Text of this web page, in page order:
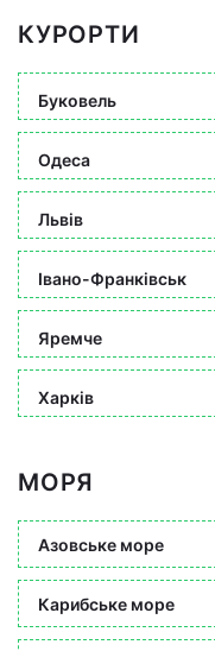
КУРОРТИ
Буковель
Одеса
Львів
Івано-Франківськ
Яремче
Харків
МОРЯ
Азовське море
Карибське море